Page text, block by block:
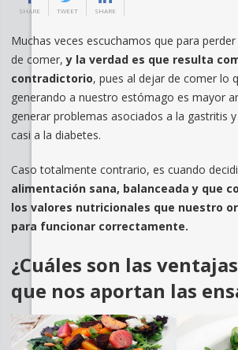
SHARE TWEET SHARE
Muchas veces escuchamos que para
de comer,y la verdad es que resulta
contradictorio, pues al dejar de comer lo
generando a nuestro estómago es mayor
generar problemas asociados a la gastritis
casi a la diabetes.
Caso totalmente contrario, es cuando
alimentación sana, balanceada y que
los valores nutricionales que nuestro
para funcionar correctamente.
¿Cuáles son las
que nos aportan las